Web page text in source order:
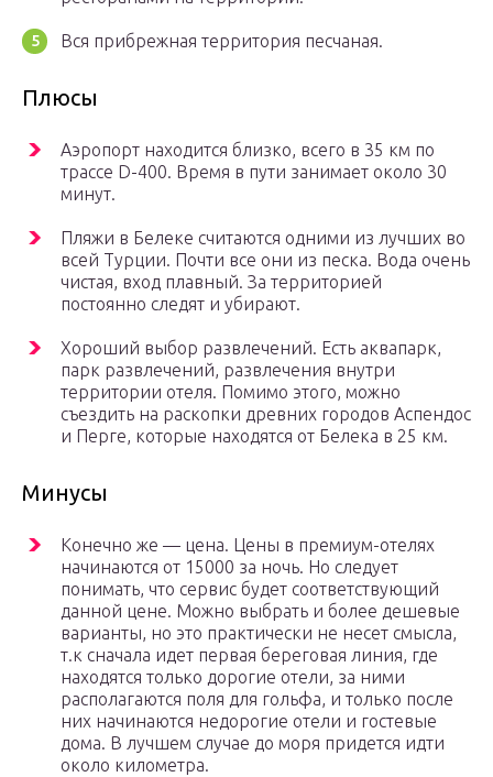
Вся прибрежная территория песчаная.
Плюсы
Аэропорт находится близко, всего в 35 км по
трассе D-400. Время в пути занимает около 30
минут.
Пляжи в Белеке считаются одними из лучших во
всей Турции. Почти все они из песка. Вода очень
чистая, вход плавный. За территорией
постоянно следят и убирают.
Хороший выбор развлечений. Есть аквапарк,
парк развлечений, развлечения внутри
территории отеля. Помимо этого, можно
съездить на раскопки древних городов Аспендос
и Перге, которые находятся от Белека в 25 км.
Минусы
Конечно же — цена. Цены в премиум-отелях
начинаются от 15000 за ночь. Но следует
понимать, что сервис будет соответствующий
данной цене. Можно выбрать и более дешевые
варианты, но это практически не несет смысла,
т.к сначала идет первая береговая линия, где
находятся только дорогие отели, за ними
располагаются поля для гольфа, и только после
них начинаются недорогие отели и гостевые
дома. В лучшем случае до моря придется идти
около километра.